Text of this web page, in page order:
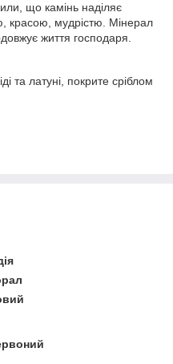
що камінь наділяє
красою, мудрістю. Мінерал
життя господаря.
та латуні, покрите сріблом